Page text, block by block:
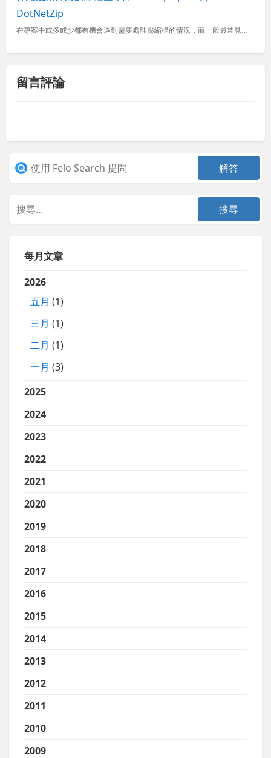
DotNetZip
在專案中或多或少都有機會遇到需要處理壓縮檔的情況，而一般最常見的壓縮格式就是 ZIP 格式，雖然有人愛用 RAR 格式，但因為若要建立 RAR 壓縮檔時，只能用 WinRAR 軟體，而這是個需付費的商...
留言評論
每月文章
2026
五月 (1)
三月 (1)
二月 (1)
一月 (3)
2025
2024
2023
2022
2021
2020
2019
2018
2017
2016
2015
2014
2013
2012
2011
2010
2009